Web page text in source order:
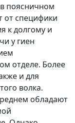
поясничном
от специфики
к долгому и
у гиен
отделе. Более
и для
волка.
обладают